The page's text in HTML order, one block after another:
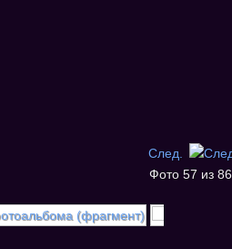
След.
Фото 57 из 86